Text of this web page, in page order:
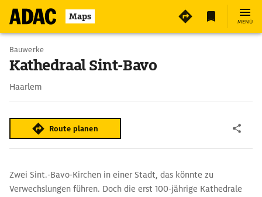
Maps MENÜ
Bauwerke
Kathedraal Sint-Bavo
Haarlem
Route planen
Zwei Sint.-Bavo-Kirchen in einer Stadt, das könnte zu
Verwechslungen führen. Doch die erst 100-jährige Kathedrale